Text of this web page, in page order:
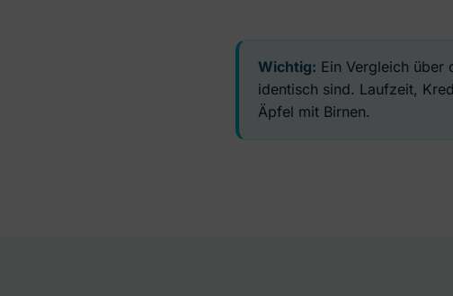
Wichtig: Ein Vergleich über
identisch sind. Laufzeit,
Äpfel mit Birnen.